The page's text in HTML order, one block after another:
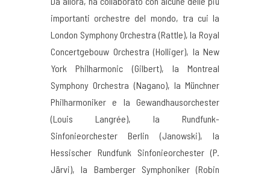
importanti orchestre del mondo, tra cui la
London Symphony Orchestra (Rattle), la Royal
Concertgebouw Orchestra (Holliger), la New
York Philharmonic (Gilbert), la Montreal
Symphony Orchestra (Nagano), la Münchner
Philharmoniker e la Gewandhausorchester
(Louis Langrée), la Rundfunk-
Sinfonieorchester Berlin (Janowski), la
Hessischer Rundfunk Sinfonieorchester (P.
Järvi), la Bamberger Symphoniker (Robin